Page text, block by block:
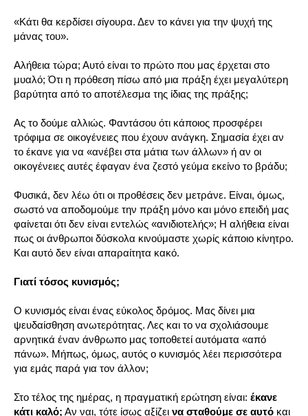
«Κάτι θα κερδίσει σίγουρα. Δεν το κάνει για την ψυχή της
μάνας του».
Αλήθεια τώρα; Αυτό είναι το πρώτο που μας έρχεται στο
μυαλό; Ότι η πρόθεση πίσω από μια πράξη έχει μεγαλύτερη
βαρύτητα από το αποτέλεσμα της ίδιας της πράξης;
Ας το δούμε αλλιώς. Φαντάσου ότι κάποιος προσφέρει
τρόφιμα σε οικογένειες που έχουν ανάγκη. Σημασία έχει αν
το έκανε για να «ανέβει στα μάτια των άλλων» ή αν οι
οικογένειες αυτές έφαγαν ένα ζεστό γεύμα εκείνο το βράδυ;
Φυσικά, δεν λέω ότι οι προθέσεις δεν μετράνε. Είναι, όμως,
σωστό να αποδομούμε την πράξη μόνο και μόνο επειδή μας
φαίνεται ότι δεν είναι εντελώς «ανιδιοτελής»; Η αλήθεια είναι
πως οι άνθρωποι δύσκολα κινούμαστε χωρίς κάποιο κίνητρο.
Και αυτό δεν είναι απαραίτητα κακό.
Γιατί τόσος κυνισμός;
Ο κυνισμός είναι ένας εύκολος δρόμος. Μας δίνει μια
ψευδαίσθηση ανωτερότητας. Λες και το να σχολιάσουμε
αρνητικά έναν άνθρωπο μας τοποθετεί αυτόματα «από
πάνω». Μήπως, όμως, αυτός ο κυνισμός λέει περισσότερα
για εμάς παρά για τον άλλον;
Στο τέλος της ημέρας, η πραγματική ερώτηση είναι: έκανε
κάτι καλό; Αν ναι, τότε ίσως αξίζει να σταθούμε σε αυτό και